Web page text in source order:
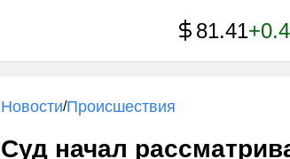
81.41
Новости/Происшествия
Суд начал